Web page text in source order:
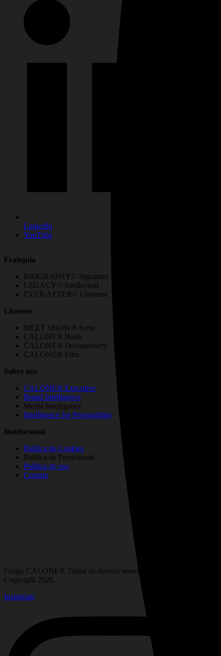
LinkedIn
YouTube
Franquia
BIOGRAPHY© Signature
LEGACY© Intellectual
EVER AFTER© Universe
Licenses
MEET SHOW® Serie
CALONE® Book
CALONE® Documentary
CALONE® Film
Sobre nós
CALONE® Executive
Brand Intelligence
Media Intelligence
Intelligence for Personalities
Institucional
Política de Cookies
Política de Privacidade
Política de uso
Contato
Grupo CALONE® Todos os direitos reservados. DBIPro©
Copyright 2026.
Instagram